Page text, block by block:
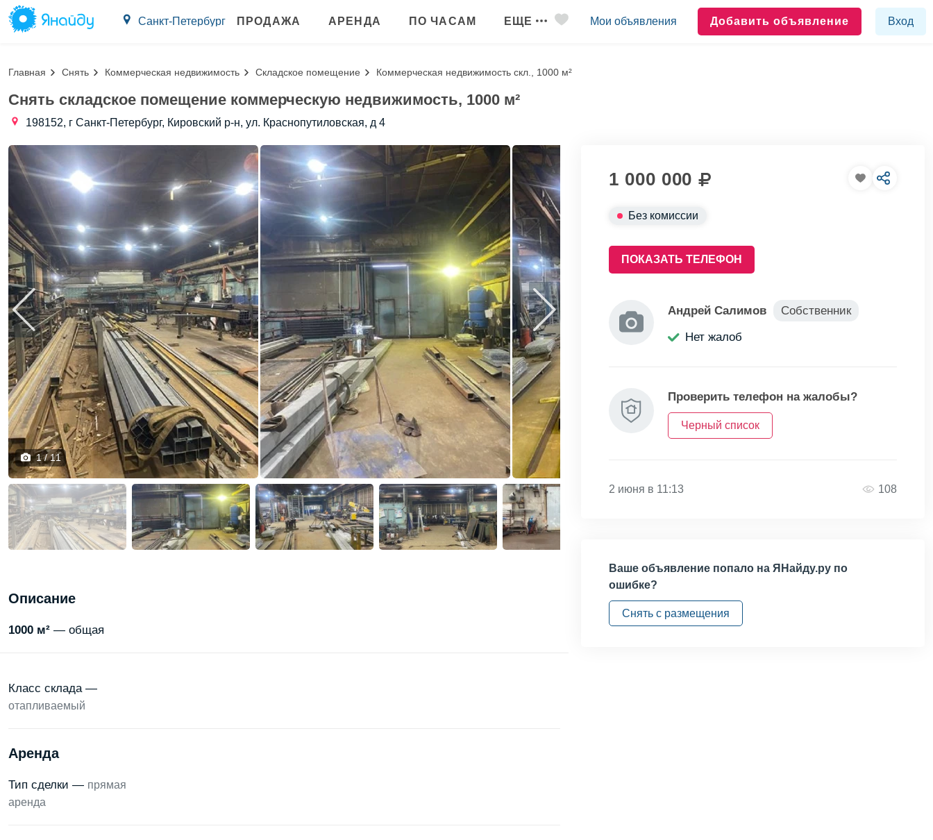
Санкт-Петербург ПРОДАЖА АРЕНДА ПО ЧАСАМ ЕЩЕ Мои объявления Добавить объявление Вход
Главная Снять Коммерческая недвижимость Складское помещение Коммерческая недвижимость скл., 1000 м²
Снять складское помещение коммерческую недвижимость, 1000 м²
198152, г Санкт-Петербург, Кировский р-н, ул. Краснопутиловская, д 4
1 / 11
1 000 000
Без комиссии
ПОКАЗАТЬ ТЕЛЕФОН
Андрей Салимов
Собственник
Нет жалоб
Проверить телефон на жалобы?
Черный список
2 июня в 11:13 108
Ваше объявление попало на ЯНайду.ру по
ошибке?
Снять с размещения
Описание
1000 м² — общая
Класс склада —
отапливаемый
Аренда
Тип сделки — прямая
аренда